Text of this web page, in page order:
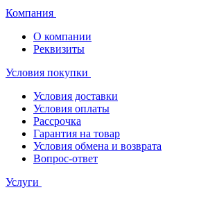
Компания
О компании
Реквизиты
Условия покупки
Условия доставки
Условия оплаты
Рассрочка
Гарантия на товар
Условия обмена и возврата
Вопрос-ответ
Услуги